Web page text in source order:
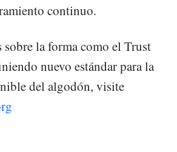
continuo.
sobre la forma como el Trust
nuevo estándar para la
del algodón, visite